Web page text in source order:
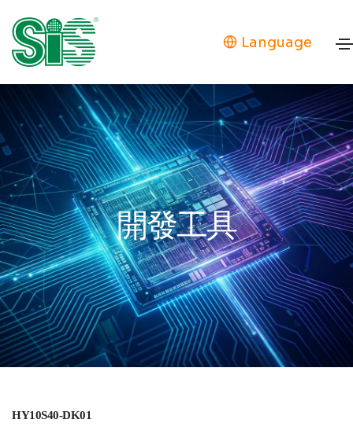
Language
開發工具
HY10S40-DK01